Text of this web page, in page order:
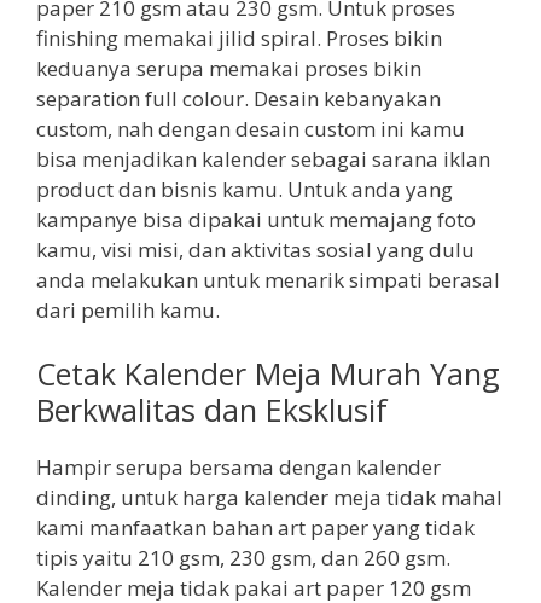
paper 210 gsm atau 230 gsm. Untuk proses
finishing memakai jilid spiral. Proses bikin
keduanya serupa memakai proses bikin
separation full colour. Desain kebanyakan
custom, nah dengan desain custom ini kamu
bisa menjadikan kalender sebagai sarana iklan
product dan bisnis kamu. Untuk anda yang
kampanye bisa dipakai untuk memajang foto
kamu, visi misi, dan aktivitas sosial yang dulu
anda melakukan untuk menarik simpati berasal
dari pemilih kamu.
Cetak Kalender Meja Murah Yang
Berkwalitas dan Eksklusif
Hampir serupa bersama dengan kalender
dinding, untuk harga kalender meja tidak mahal
kami manfaatkan bahan art paper yang tidak
tipis yaitu 210 gsm, 230 gsm, dan 260 gsm.
Kalender meja tidak pakai art paper 120 gsm